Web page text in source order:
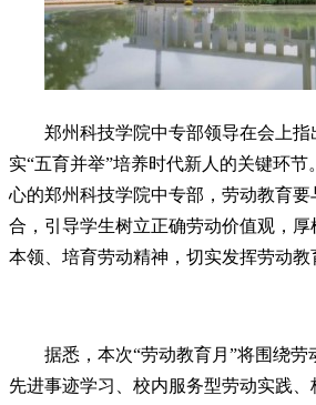
郑州科技学院中专部领导在会上指
实“五育并举”培养时代新人的关键环
心的郑州科技学院中专部，劳动教育
合，引导学生树立正确劳动价值观，
本领、培育劳动精神，切实发挥劳动教
据悉，本次“劳动教育月”将围绕
先进事迹学习、校内服务型劳动实践